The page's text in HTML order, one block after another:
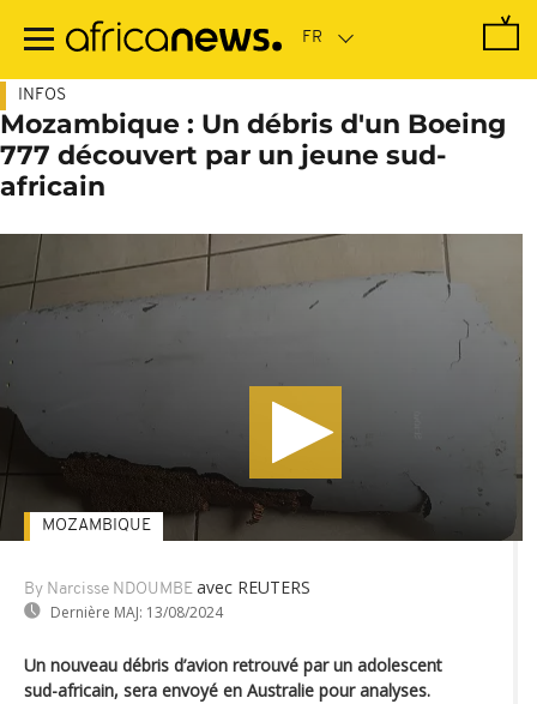
contenu
INFOS
Mozambique : Un débris d'un Boeing
777 découvert par un jeune sud-
africain
By Narcisse NDOUMBE avec REUTERS
Dernière MAJ: 13/08/2024
MOZAMBIQUE
Un nouveau débris d’avion retrouvé par un adolescent
sud-africain, sera envoyé en Australie pour analyses.